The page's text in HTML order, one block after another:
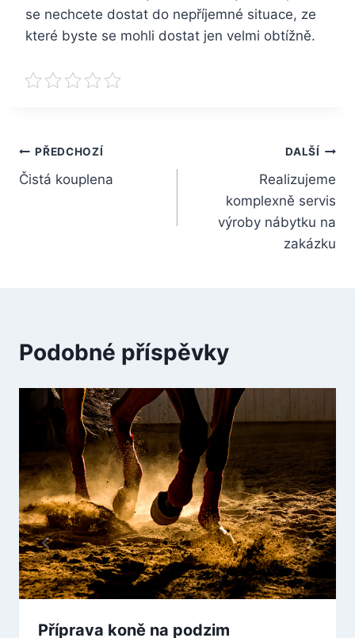
se nechcete dostat do nepříjemné situace, ze
které byste se mohli dostat jen velmi obtížně.
Navigace
pro
PŘEDCHOZÍ
Čistá kouplena
DALŠÍ
Realizujeme
komplexně servis
výroby nábytku na
zakázku
Podobné příspěvky
Příprava koně na podzim